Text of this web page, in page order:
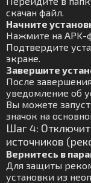
скачан файл.
Начните
Нажмите на APK-
Подтвердите
экране.
Завершите
После
уведомление об
Вы можете
значок на
Шаг 4:
источников
Вернитесь в
Для защиты
установки из